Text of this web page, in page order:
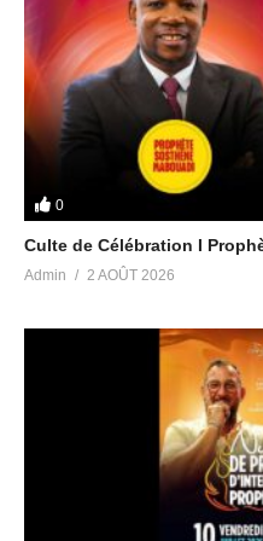
Licensor’s Author Username:
Item Title: Adventure Action
Item URL: https://
Item ID: 22404301
Item Purchase Code:
Purchase Date: 2022-01-08
(Visited 35 times, 1 visits
0
Culte de Célébration I
Admin 2 AOÛT 2026